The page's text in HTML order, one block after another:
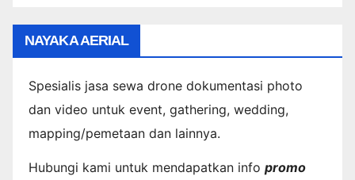
NAYAKA AERIAL
Spesialis jasa sewa drone dokumentasi photo
dan video untuk event, gathering, wedding,
mapping/pemetaan dan lainnya.
Hubungi kami untuk mendapatkan info promo